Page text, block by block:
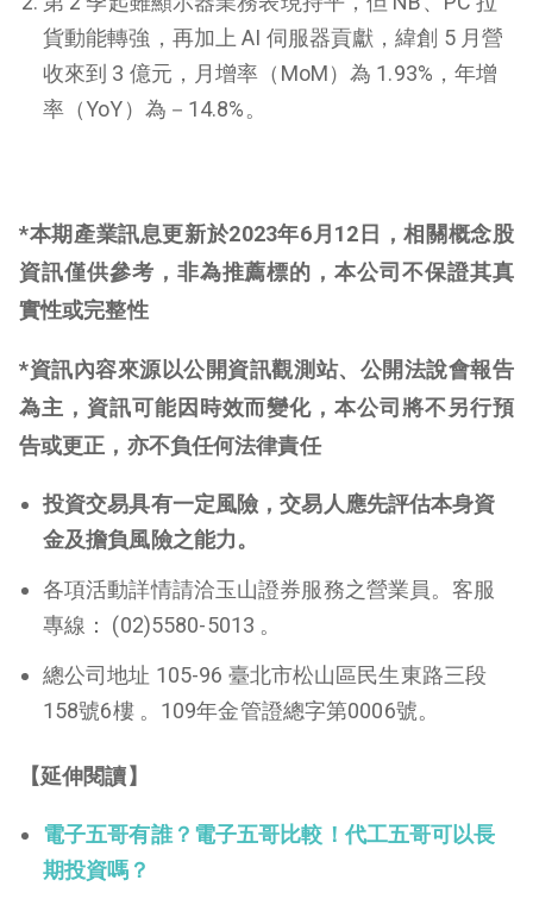
貨動能轉強，再加上 AI 伺服器貢獻，緯創 5 月營
收來到 3 億元，月增率（MoM）為 1.93%，年增
率（YoY）為－14.8%。
*本期產業訊息更新於2023年6月12日，相關概念股
資訊僅供參考，非為推薦標的，本公司不保證其真
實性或完整性
*資訊內容來源以公開資訊觀測站、公開法說會報告
為主，資訊可能因時效而變化，本公司將不另行預
告或更正，亦不負任何法律責任
投資交易具有一定風險，交易人應先評估本身資
金及擔負風險之能力。
各項活動詳情請洽玉山證券服務之營業員。客服
專線： (02)5580-5013 。
總公司地址 105-96 臺北市松山區民生東路三段
158號6樓 。109年金管證總字第0006號。
【延伸閱讀】
電子五哥有誰？電子五哥比較！代工五哥可以長
期投資嗎？